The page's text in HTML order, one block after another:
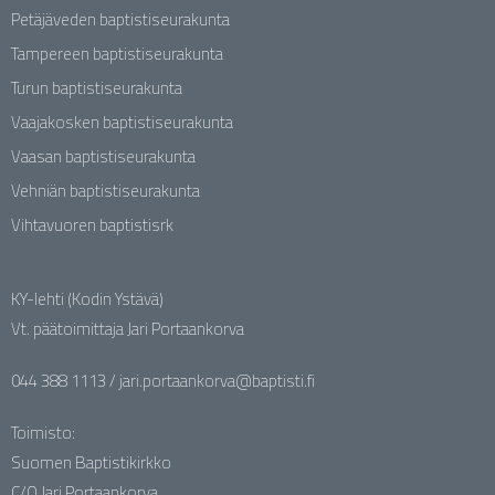
Petäjäveden baptistiseurakunta
Tampereen baptistiseurakunta
Turun baptistiseurakunta
Vaajakosken baptistiseurakunta
Vaasan baptistiseurakunta
Vehniän baptistiseurakunta
Vihtavuoren baptistisrk
KY-lehti (Kodin Ystävä)
Vt. päätoimittaja Jari Portaankorva
044 388 1113 / jari.portaankorva@baptisti.fi
Toimisto:
Suomen Baptistikirkko